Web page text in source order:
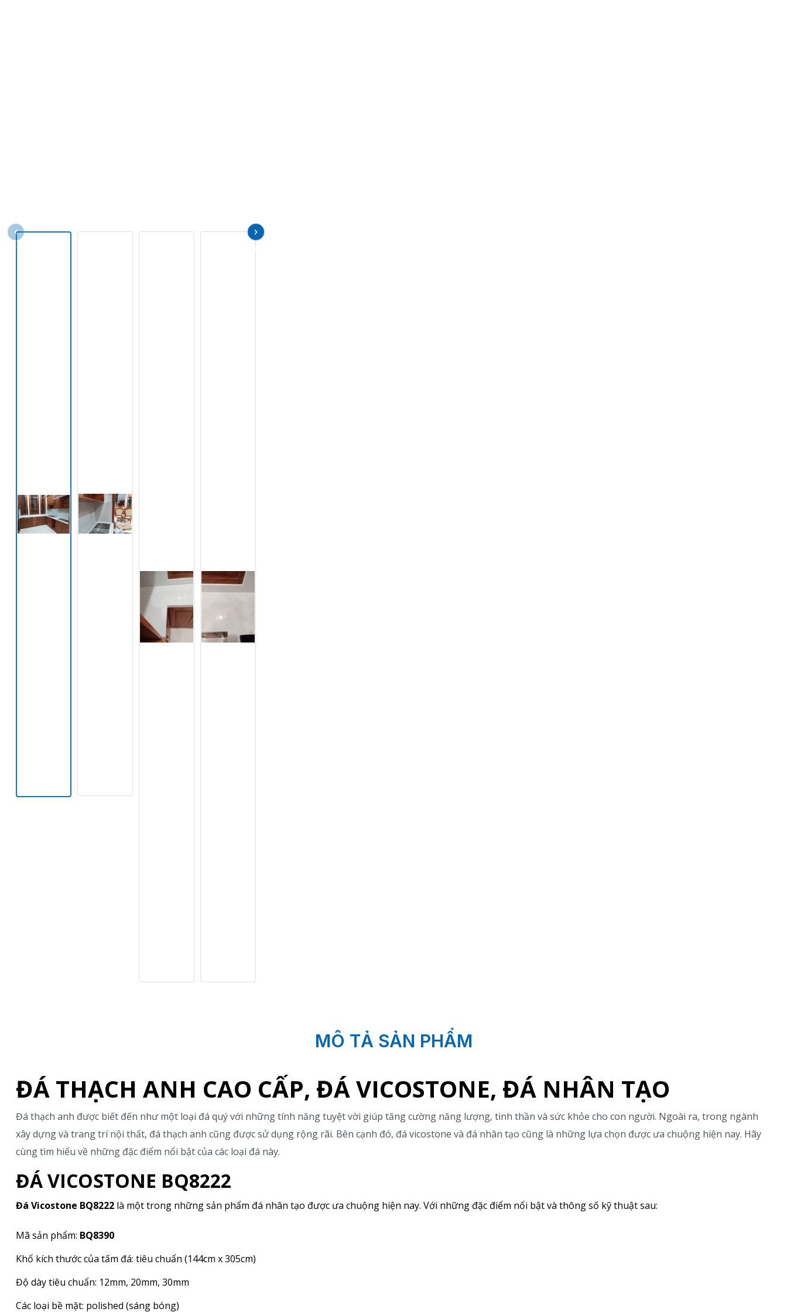
MÔ TẢ SẢN PHẨM
ĐÁ THẠCH ANH CAO CẤP, ĐÁ VICOSTONE, ĐÁ NHÂN TẠO
Đá thạch anh được biết đến như một loại đá quý với những tính năng tuyệt vời giúp tăng cường năng lượng, tinh thần và sức khỏe cho con người. Ngoài ra, trong ngành
xây dựng và trang trí nội thất, đá thạch anh cũng được sử dụng rộng rãi. Bên cạnh đó, đá vicostone và đá nhân tạo cũng là những lựa chọn được ưa chuộng hiện nay. Hãy
cùng tìm hiểu về những đặc điểm nổi bật của các loại đá này.
ĐÁ VICOSTONE BQ8222
Đá Vicostone BQ8222 là một trong những sản phẩm đá nhân tạo được ưa chuộng hiện nay. Với những đặc điểm nổi bật và thông số kỹ thuật sau:
Mã sản phẩm: BQ8390
Khổ kích thước của tấm đá: tiêu chuẩn (144cm x 305cm)
Độ dày tiêu chuẩn: 12mm, 20mm, 30mm
Các loại bề mặt: polished (sáng bóng)